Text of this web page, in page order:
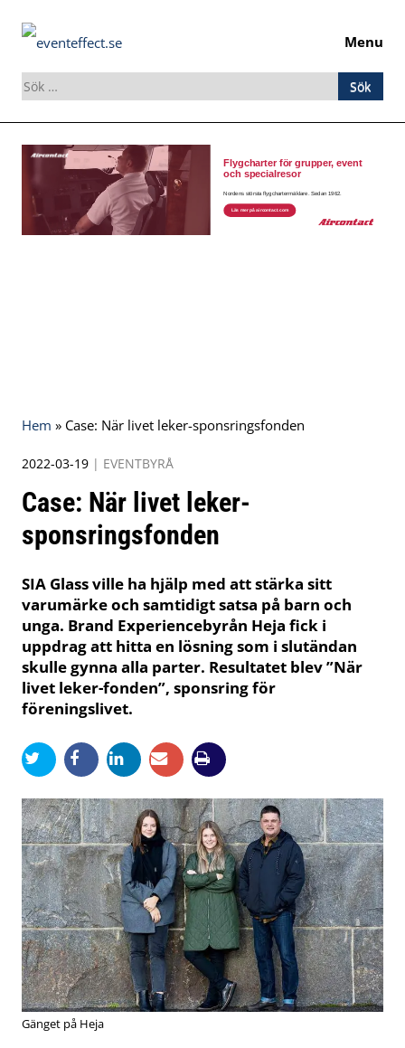
Menu
Sök
efter:
Skip
content
Hem » Case: När livet leker-sponsringsfonden
2022-03-19 | EVENTBYRÅ
Case: När livet leker-
sponsringsfonden
SIA Glass ville ha hjälp med att stärka sitt
varumärke och samtidigt satsa på barn och
unga. Brand Experiencebyrån Heja fick i
uppdrag att hitta en lösning som i slutändan
skulle gynna alla parter. Resultatet blev ”När
livet leker-fonden”, sponsring för
föreningslivet.
Gänget på Heja